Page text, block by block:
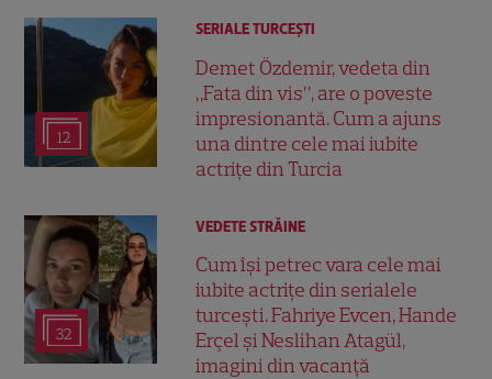
12
SERIALE TURCEŞTI
Demet Özdemir, vedeta din
„Fata din vis”, are o poveste
impresionantă. Cum a ajuns
una dintre cele mai iubite
actrițe din Turcia
32
VEDETE STRĂINE
Cum își petrec vara cele mai
iubite actrițe din serialele
turcești. Fahriye Evcen, Hande
Erçel și Neslihan Atagül,
imagini din vacanță